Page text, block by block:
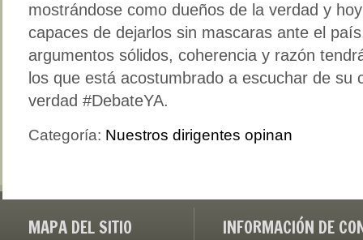
mostrándose como dueños de la verdad y
capaces de dejarlos sin mascaras ante el
argumentos sólidos, coherencia y razón
los que está acostumbrado a escuchar de su
verdad #DebateYA.
Categoría: Nuestros dirigentes opinan
MAPA DEL SITIO INFORMACIÓN DE